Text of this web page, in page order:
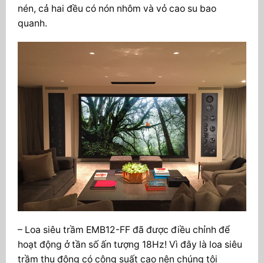
nén, cả hai đều có nón nhôm và vỏ cao su bao
quanh.
– Loa siêu trầm EMB12-FF đã được điều chỉnh để
hoạt động ở tần số ấn tượng 18Hz! Vì đây là loa siêu
trầm thụ động có công suất cao nên chúng tôi